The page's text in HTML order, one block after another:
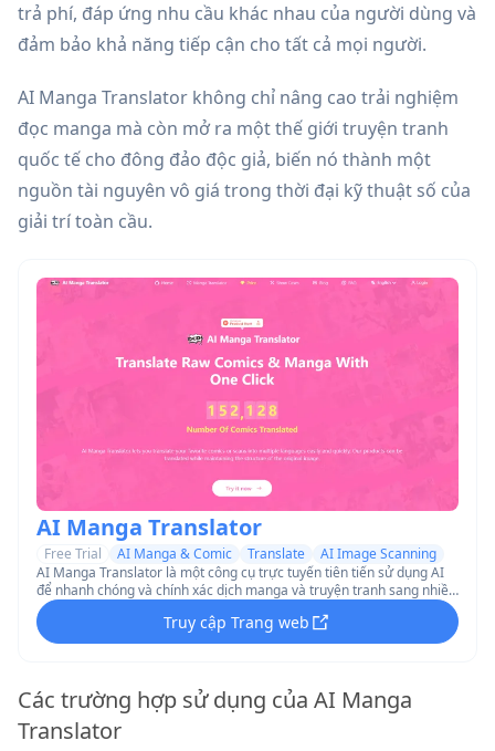
trả phí, đáp ứng nhu cầu khác nhau của người dùng và
đảm bảo khả năng tiếp cận cho tất cả mọi người.
AI Manga Translator không chỉ nâng cao trải nghiệm
đọc manga mà còn mở ra một thế giới truyện tranh
quốc tế cho đông đảo độc giả, biến nó thành một
nguồn tài nguyên vô giá trong thời đại kỹ thuật số của
giải trí toàn cầu.
AI Manga Translator
Free Trial AI Manga & Comic Translate
AI Image Scanning
AI Manga Translator là một công cụ trực tuyến tiên tiến sử dụng AI
để nhanh chóng và chính xác dịch manga và truyện tranh sang nhiều
ngôn ngữ trong khi vẫn giữ nguyên tác phẩm nghệ thuật gốc.
Truy cập Trang web
Các trường hợp sử dụng của AI Manga
Translator